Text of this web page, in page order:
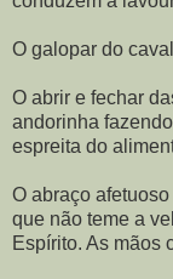
O galopar do
O abrir e fechar
andorinha
espreita do
O abraço
que não teme a
Espírito. As mãos